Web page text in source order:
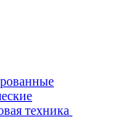
техника